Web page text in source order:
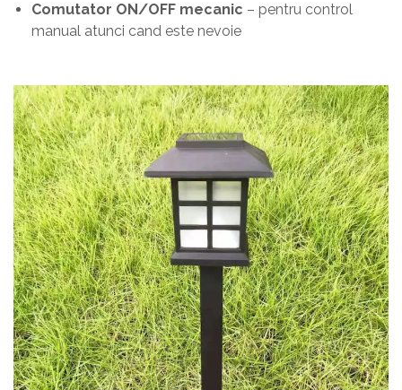
Comutator ON/OFF mecanic – pentru control
manual atunci cand este nevoie